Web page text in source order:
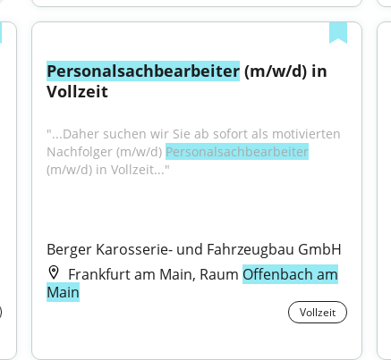
Personalsachbearbeiter (m/w/d) in
Vollzeit
"...Daher suchen wir Sie ab sofort als motivierten
Nachfolger (m/w/d) Personalsachbearbeiter
(m/w/d) in Vollzeit..."
Berger Karosserie- und Fahrzeugbau GmbH
Frankfurt am Main, Raum Offenbach am
Main
Vollzeit